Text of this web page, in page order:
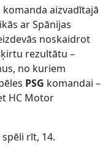
komanda aizvadītajā
ar Spānijas
noskaidrot
rezultātu –
no kuriem
PSG komandai –
HC Motor
rīt, 14.